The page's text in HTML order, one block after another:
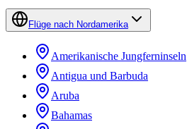
Flüge nach Nordamerika
Amerikanische Jungferninseln
Antigua und Barbuda
Aruba
Bahamas